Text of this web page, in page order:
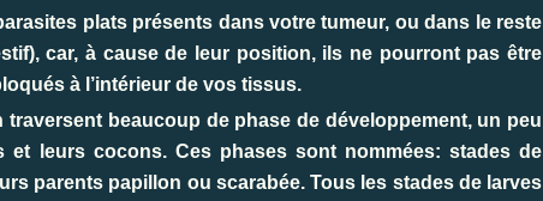
plats présents dans votre tumeur, ou dans le reste
car, à cause de leur position, ils ne pourront pas être
à l’intérieur de vos tissus.
beaucoup de phase de développement, un peu
et leurs cocons. Ces phases sont nommées: stades de
parents papillon ou scarabée. Tous les stades de larves